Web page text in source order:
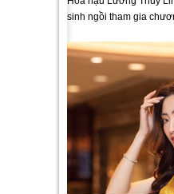
sinh ngồi tham gia